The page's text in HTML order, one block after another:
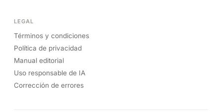
LEGAL
Términos y condiciones
Política de privacidad
Manual editorial
Uso responsable de IA
Corrección de errores